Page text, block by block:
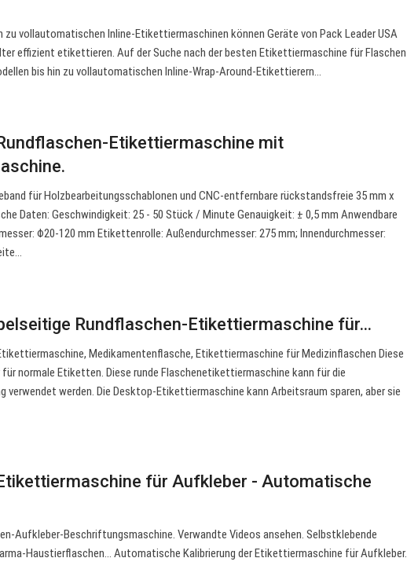
vollautomatischen Inline-Etikettiermaschinen können Geräte von Pack Leader USA
effizient etikettieren. Auf der Suche nach der besten Etikettiermaschine für Flaschen
bis hin zu vollautomatischen Inline-Wrap-Around-Etikettierern…
Etikettiermaschine mit
für Holzbearbeitungsschablonen und CNC-entfernbare rückstandsfreie 35 mm x
Daten: Geschwindigkeit: 25 - 50 Stück / Minute Genauigkeit: ± 0,5 mm Anwendbare
Φ20-120 mm Etikettenrolle: Außendurchmesser: 275 mm; Innendurchmesser:
Rundflaschen-Etikettiermaschine für…
Medikamentenflasche, Etikettiermaschine für Medizinflaschen Diese
normale Etiketten. Diese runde Flaschenetikettiermaschine kann für die
verwendet werden. Die Desktop-Etikettiermaschine kann Arbeitsraum sparen, aber sie
für Aufkleber - Automatische
Aufkleber-Beschriftungsmaschine. Verwandte Videos ansehen. Selbstklebende
Haustierflaschen… Automatische Kalibrierung der Etikettiermaschine für Aufkleber.